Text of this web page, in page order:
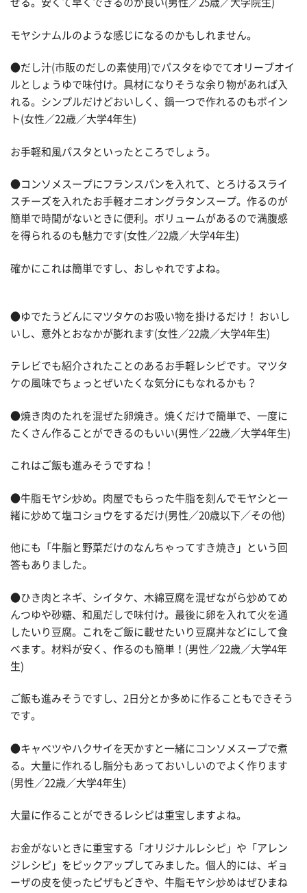
ぜる。安くて早くできるのが良い(男性／25歳／大学院生)
モヤシナムルのような感じになるのかもしれません。
●だし汁(市販のだしの素使用)でパスタをゆでてオリーブオイ
ルとしょうゆで味付け。具材になりそうな余り物があれば入
れる。シンプルだけどおいしく、鍋一つで作れるのもポイン
ト(女性／22歳／大学4年生)
お手軽和風パスタといったところでしょう。
●コンソメスープにフランスパンを入れて、とろけるスライ
スチーズを入れたお手軽オニオングラタンスープ。作るのが
簡単で時間がないときに便利。ボリュームがあるので満腹感
を得られるのも魅力です(女性／22歳／大学4年生)
確かにこれは簡単ですし、おしゃれですよね。
●ゆでたうどんにマツタケのお吸い物を掛けるだけ！ おいし
いし、意外とおなかが膨れます(女性／22歳／大学4年生)
テレビでも紹介されたことのあるお手軽レシピです。マツタ
ケの風味でちょっとぜいたくな気分にもなれるかも？
●焼き肉のたれを混ぜた卵焼き。焼くだけで簡単で、一度に
たくさん作ることができるのもいい(男性／22歳／大学4年生)
これはご飯も進みそうですね！
●牛脂モヤシ炒め。肉屋でもらった牛脂を刻んでモヤシと一
緒に炒めて塩コショウをするだけ(男性／20歳以下／その他)
他にも「牛脂と野菜だけのなんちゃってすき焼き」という回
答もありました。
●ひき肉とネギ、シイタケ、木綿豆腐を混ぜながら炒めてめ
んつゆや砂糖、和風だしで味付け。最後に卵を入れて火を通
したいり豆腐。これをご飯に載せたいり豆腐丼などにして食
べます。材料が安く、作るのも簡単！(男性／22歳／大学4年
生)
ご飯も進みそうですし、2日分とか多めに作ることもできそう
です。
●キャベツやハクサイを天かすと一緒にコンソメスープで煮
る。大量に作れるし脂分もあっておいしいのでよく作ります
(男性／22歳／大学4年生)
大量に作ることができるレシピは重宝しますよね。
お金がないときに重宝する「オリジナルレシピ」や「アレン
ジレシピ」をピックアップしてみました。個人的には、ギョ
ーザの皮を使ったピザもどきや、牛脂モヤシ炒めはぜひまね